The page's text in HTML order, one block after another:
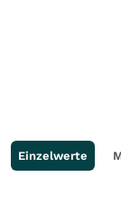
Einzelwerte